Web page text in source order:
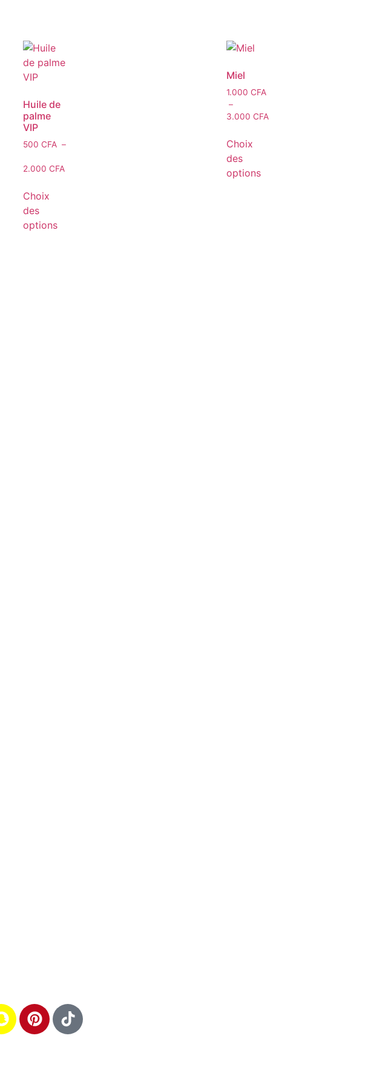
Huile de
palme
VIP
500 CFA –
2.000 CFA
Choix
des
options
Miel
1.000 CFA
–
3.000 CFA
Choix
des
options